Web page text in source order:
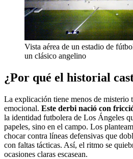
Vista aérea de un estadio de
un clásico angelino
¿Por qué el historial
La explicación tiene menos de misterio
emocional. Este derbi nació con
la identidad futbolera de Los Ángeles
papeles, sino en el campo. Los
chocar contra líneas defensivas que
con faltas tácticas. Así, el ritmo se
ocasiones claras escasean.